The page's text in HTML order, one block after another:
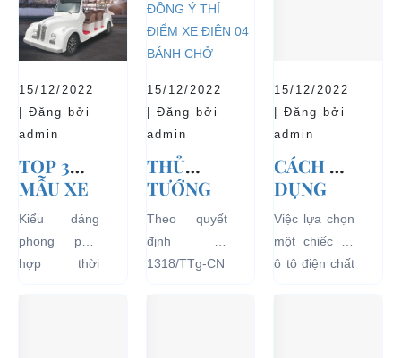
15/12/2022
| Đăng bởi
admin
TOP 3
MẪU XE
Ô TÔ
ĐIỆN
THỊNH
HÀNH VÀ
Kiểu dáng
phong phú,
hợp thời
15/12/2022
| Đăng bởi
admin
THỦ
TƯỚNG
CHÍNH
PHỦ
ĐỒNG Ý
Theo quyết
định số
1318/TTg-CN
15/12/2022
| Đăng bởi
admin
CÁCH SỬ
DỤNG
XE Ô TÔ
ĐIỆN ĐỂ
TĂNG
TUỔI
Việc lựa chọn
một chiếc xe
ô tô điện chất